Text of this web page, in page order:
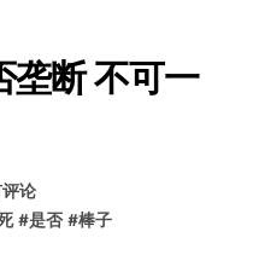
垄断 不可一
论
#是否 #棒子